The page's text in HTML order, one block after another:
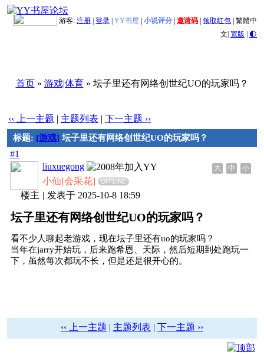
游客: 注册 登录 YY书屋 小说评分 邀请码 领取红包 繁體中
文| 宽版 | 🌓
首页» 游戏|体育» 坛子里还有网络创世纪UO的玩家吗？
‹‹ 上一主题 | 主题列表 | 下一主题 ››
标题: [游戏] 坛子里还有网络创世纪UO的玩家吗？
#1
大 中 小
liuxuegong
小仙[会采花]
OFFLINE
楼主 | 发表于 2025-10-8 18:59
坛子里还有网络创世纪UO的玩家吗？
看不少人聊起老游戏，现在坛子里还有uo的玩家吗？
当年在jarry开始玩，后来跑希恩、天际，然后短期到处跑玩一
下，虽然每次都玩不长，但是还是很开心的。
‹‹ 上一主题 | 主题列表 | 下一主题 ››